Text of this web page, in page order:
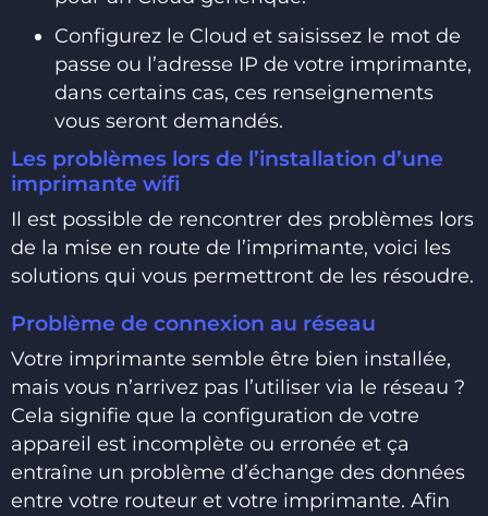
Configurez le Cloud et saisissez le mot de
passe ou l’adresse IP de votre imprimante,
dans certains cas, ces renseignements
vous seront demandés.
Les problèmes lors de l’installation d’une
imprimante wifi
Il est possible de rencontrer des problèmes lors
de la mise en route de l’imprimante, voici les
solutions qui vous permettront de les résoudre.
Problème de connexion au réseau
Votre imprimante semble être bien installée,
mais vous n’arrivez pas l’utiliser via le réseau ?
Cela signifie que la configuration de votre
appareil est incomplète ou erronée et ça
entraîne un problème d’échange des données
entre votre routeur et votre imprimante. Afin